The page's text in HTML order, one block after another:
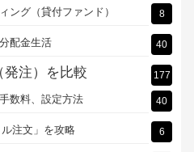
（選べる外為オプション、バ 22
20
ーリーリタイア 18